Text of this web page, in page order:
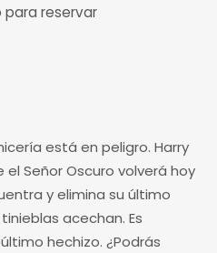
para reservar
está en peligro. Harry
Señor Oscuro volverá hoy
y elimina su último
acechan. Es
hechizo. ¿Podrás